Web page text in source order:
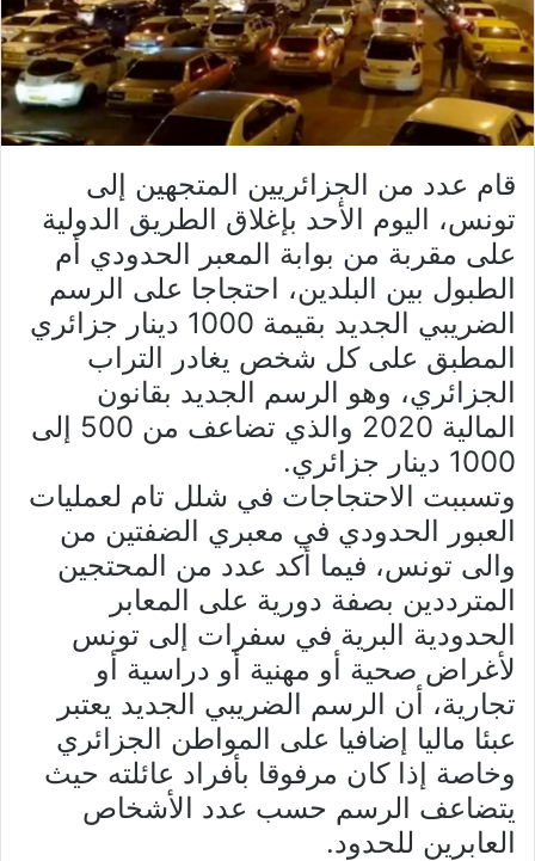
قام عدد من الجزائريين المتجهين إلى
تونس، اليوم الأحد بإغلاق الطريق الدولية
على مقربة من بوابة المعبر الحدودي أم
الطبول بين البلدين، احتجاجا على الرسم
الضريبي الجديد بقيمة 1000 دينار جزائري
المطبق على كل شخص يغادر التراب
الجزائري، وهو الرسم الجديد بقانون
المالية 2020 والذي تضاعف من 500 إلى
1000 دينار جزائري.
وتسببت الاحتجاجات في شلل تام لعمليات
العبور الحدودي في معبري الضفتين من
والى تونس، فيما أكد عدد من المحتجين
المترددين بصفة دورية على المعابر
الحدودية البرية في سفرات إلى تونس
لأغراض صحية أو مهنية أو دراسية أو
تجارية، أن الرسم الضريبي الجديد يعتبر
عبئا ماليا إضافيا على المواطن الجزائري
وخاصة إذا كان مرفوقا بأفراد عائلته حيث
يتضاعف الرسم حسب عدد الأشخاص
العابرين للحدود.